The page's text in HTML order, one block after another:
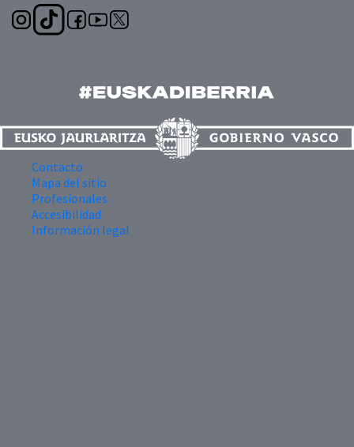
Contacto
Mapa del sitio
Profesionales
Accesibilidad
Información legal